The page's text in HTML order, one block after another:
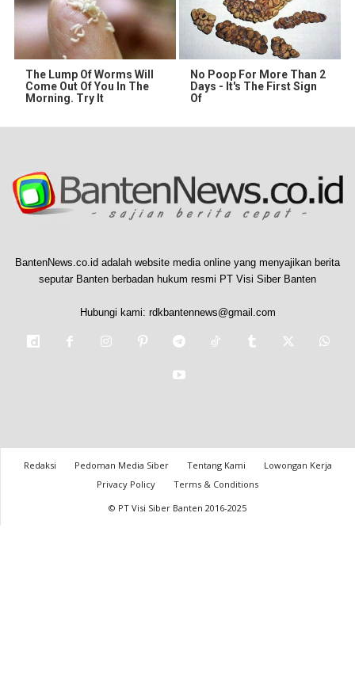
The Lump Of Worms Will
Come Out Of You In The
Morning. Try It
No Poop For More Than 2
Days - It's The First Sign
Of
BantenNews.co.id adalah website media online yang menyajikan berita
seputar Banten berbadan hukum resmi PT Visi Siber Banten
Hubungi kami: rdkbantennews@gmail.com
Redaksi Pedoman Media Siber Tentang Kami
Lowongan Kerja
Privacy Policy
Terms & Conditions
© PT Visi Siber Banten 2016-2025